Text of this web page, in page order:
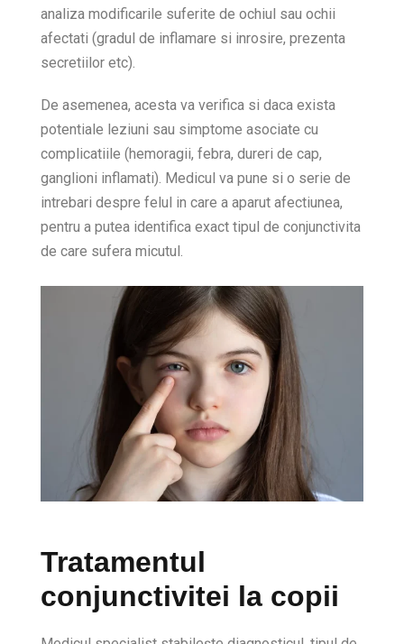
analiza modificarile suferite de ochiul sau ochii
afectati (gradul de inflamare si inrosire, prezenta
secretiilor etc).
De asemenea, acesta va verifica si daca exista
potentiale leziuni sau simptome asociate cu
complicatiile (hemoragii, febra, dureri de cap,
ganglioni inflamati). Medicul va pune si o serie de
intrebari despre felul in care a aparut afectiunea,
pentru a putea identifica exact tipul de conjunctivita
de care sufera micutul.
Tratamentul
conjunctivitei la copii